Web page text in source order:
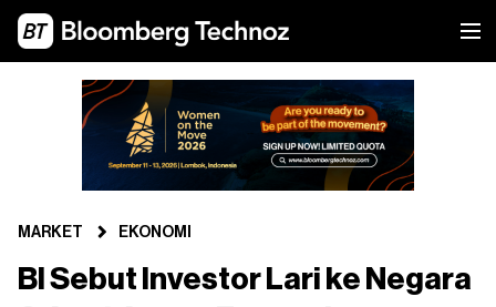
MARKET EKONOMI
BI Sebut Investor Lari ke Negara